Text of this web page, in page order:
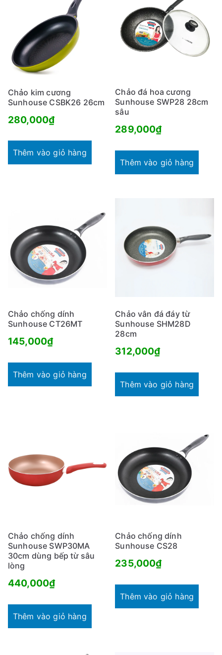
Chảo kim cương
Sunhouse CSBK26 26cm
280,000₫
Thêm vào giỏ hàng
Chảo đá hoa cương
Sunhouse SWP28 28cm
sâu
289,000₫
Thêm vào giỏ hàng
Chảo chống dính
Sunhouse CT26MT
145,000₫
Thêm vào giỏ hàng
Chảo vân đá đáy từ
Sunhouse SHM28D
28cm
312,000₫
Thêm vào giỏ hàng
Chảo chống dính
Sunhouse SWP30MA
30cm dùng bếp từ sâu
lòng
440,000₫
Thêm vào giỏ hàng
Chảo chống dính
Sunhouse CS28
235,000₫
Thêm vào giỏ hàng